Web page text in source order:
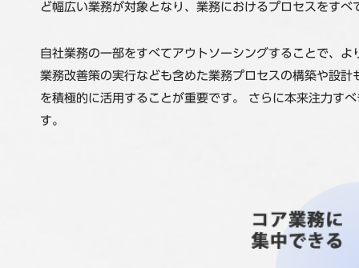
ど幅広い業務が対象となり、業務におけるプロセスをす
自社業務の一部をすべてアウトソーシングすることで、
業務改善策の実行なども含めた業務プロセスの構築や設
を積極的に活用することが重要です。 さらに本来注力す
す。